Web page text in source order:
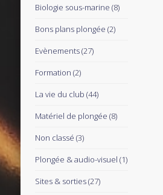
Biologie sous-marine (8)
Bons plans plongée (2)
Evènements(27)
Formation (2)
La vie du club (44)
Matériel de plongée (8)
Non classé (3)
Plongée & audio-visuel (1)
Sites & sorties(27)